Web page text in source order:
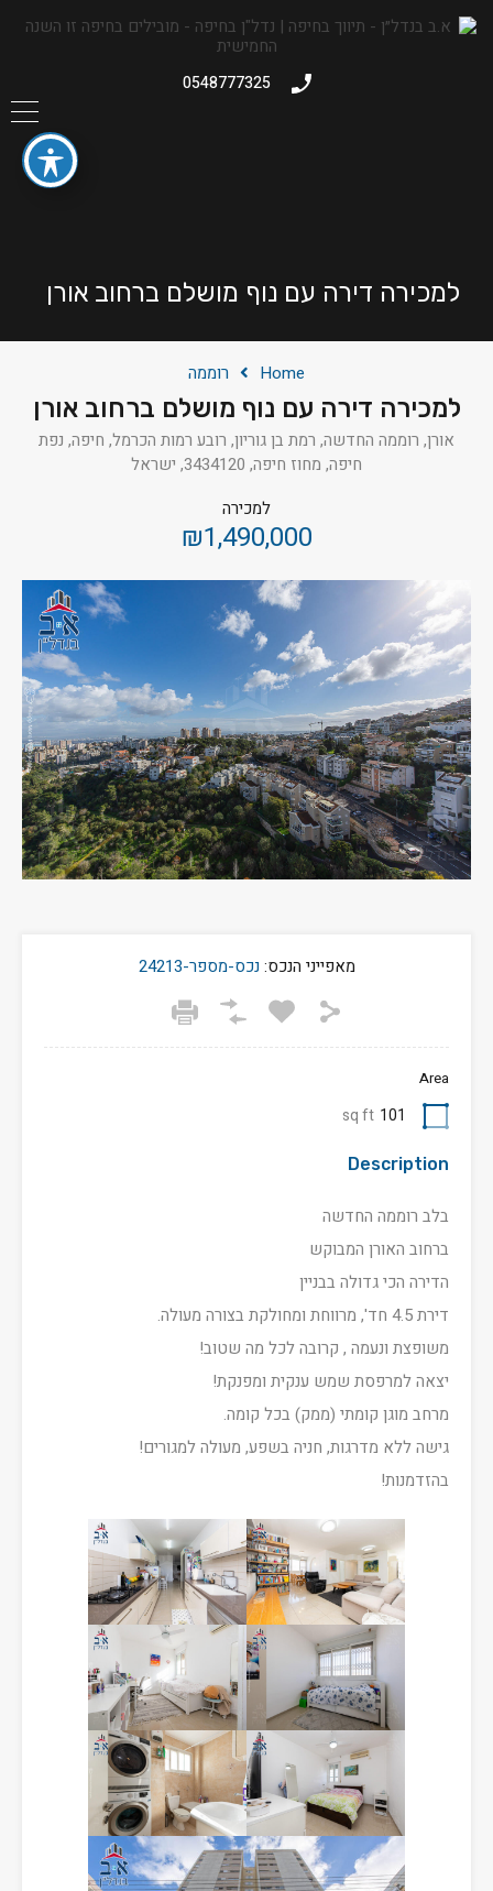
0548777325
למכירה דירה עם נוף מושלם ברחוב אורן
Home רוממה
למכירה דירה עם נוף מושלם ברחוב אורן
אורן, רוממה החדשה, רמת בן גוריון, רובע רמות הכרמל, חיפה, נפת
חיפה, מחוז חיפה, 3434120, ישראל
למכירה
₪1,490,000
מאפייני הנכס:נכס-מספר-24213
Area
101
sq ft
Description
בלב רוממה החדשה
ברחוב האורן המבוקש
הדירה הכי גדולה בבניין
דירת 4.5 חד', מרווחת ומחולקת בצורה מעולה.
משופצת ונעמה , קרובה לכל מה שטוב!
יצאה למרפסת שמש ענקית ומפנקת!
מרחב מוגן קומתי (ממק) בכל קומה.
גישה ללא מדרגות, חניה בשפע, מעולה למגורים!
בהזדמנות!